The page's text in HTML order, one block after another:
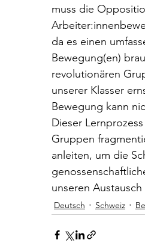
muss die
da es einen
Bewegung(en)
revolutionären
unserer Klasser
Bewegung kann
Dieser
Gruppen
anleiten, um die
unseren
Deutsch Schweiz